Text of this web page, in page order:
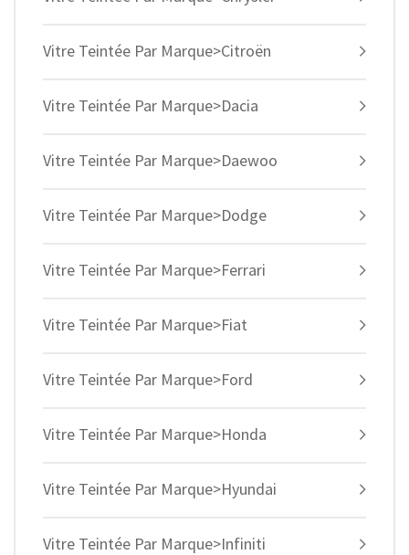
Vitre Teintée Par Marque>Citroën
Vitre Teintée Par Marque>Dacia
Vitre Teintée Par Marque>Daewoo
Vitre Teintée Par Marque>Dodge
Vitre Teintée Par Marque>Ferrari
Vitre Teintée Par Marque>Fiat
Vitre Teintée Par Marque>Ford
Vitre Teintée Par Marque>Honda
Vitre Teintée Par Marque>Hyundai
Vitre Teintée Par Marque>Infiniti